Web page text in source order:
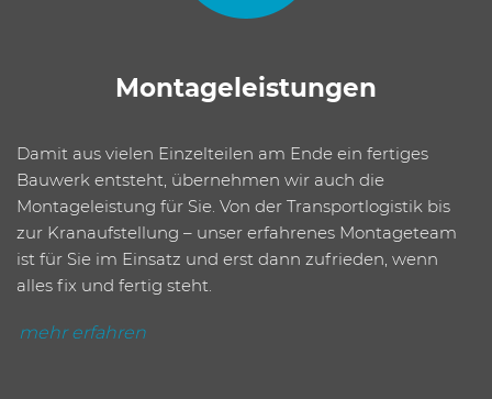
Montage­leistungen
Damit aus vielen Einzelteilen am Ende ein fertiges
Bauwerk entsteht, übernehmen wir auch die
Montageleistung für Sie. Von der Transportlogistik bis
zur Kranaufstellung – unser erfahrenes Montageteam
ist für Sie im Einsatz und erst dann zufrieden, wenn
alles fix und fertig steht.
mehr erfahren